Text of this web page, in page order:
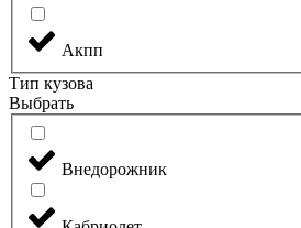
Акпп
Тип кузова
Выбрать
Внедорожник